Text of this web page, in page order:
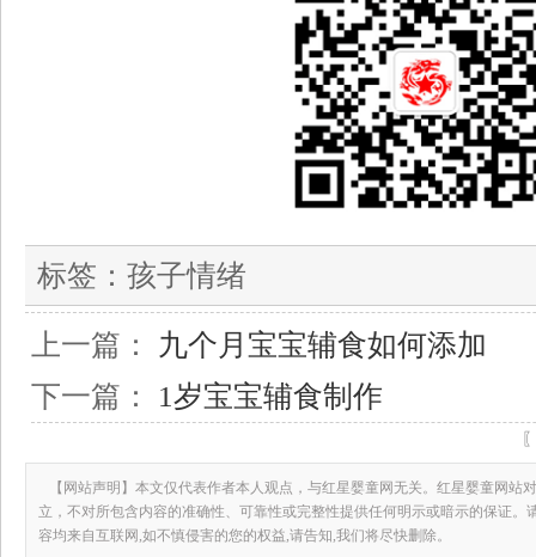
标签： 孩子情绪
上一篇： 九个月宝宝辅食如何添加
下一篇： 1岁宝宝辅食制作
【网站声明】本文仅代表作者本人观点，与红星婴童网无关。红星婴童网站
立，不对所包含内容的准确性、可靠性或完整性提供任何明示或暗示的保证。
容均来自互联网,如不慎侵害的您的权益,请告知,我们将尽快删除。